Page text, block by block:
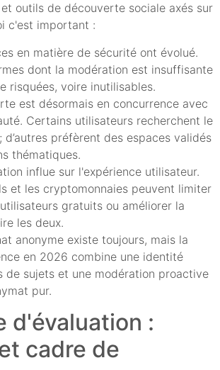
outils de découverte sociale axés sur
c'est important :
en matière de sécurité ont évolué.
dont la modération est insuffisante
risquées, voire inutilisables.
est désormais en concurrence avec
Certains utilisateurs recherchent le
d’autres préfèrent des espaces validés
thématiques.
influe sur l'expérience utilisateur.
et les cryptomonnaies peuvent limiter
gratuits ou améliorer la
les deux.
anonyme existe toujours, mais la
en 2026 combine une identité
de sujets et une modération proactive
pur.
d'évaluation :
cadre de